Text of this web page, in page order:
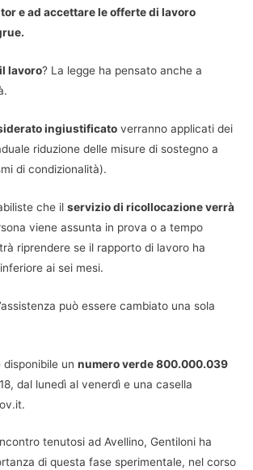
e ad accettare le offerte di lavoro
lavoro? La legge ha pensato anche a
ingiustificato verranno applicati dei
riduzione delle misure di sostegno a
di condizionalità).
che il servizio di ricollocazione verrà
viene assunta in prova o a tempo
riprendere se il rapporto di lavoro ha
ai sei mesi.
può essere cambiato una sola
un numero verde 800.000.039
dal lunedì al venerdì e una casella
.
tenutosi ad Avellino, Gentiloni ha
di questa fase sperimentale, nel corso